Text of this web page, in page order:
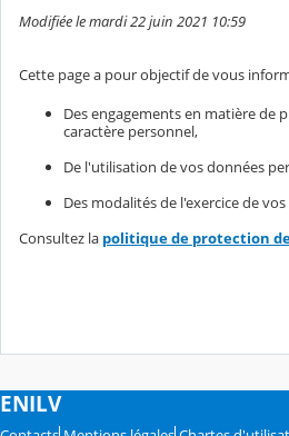
Modifiée le mardi 22 juin 2021 10:59
Cette page a pour objectif de vous
Des engagements en matière de
caractère personnel,
De l'utilisation de vos données
Des modalités de l'exercice de
Consultez la politique de protection
ENILV